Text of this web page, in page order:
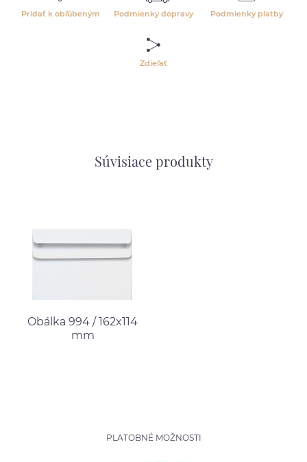
Pridať k obľúbeným Podmienky dopravy Podmienky platby
Zdieľať
Súvisiace produkty
Obálka 994 / 162x114
mm
PLATOBNÉ MOŽNOSTI